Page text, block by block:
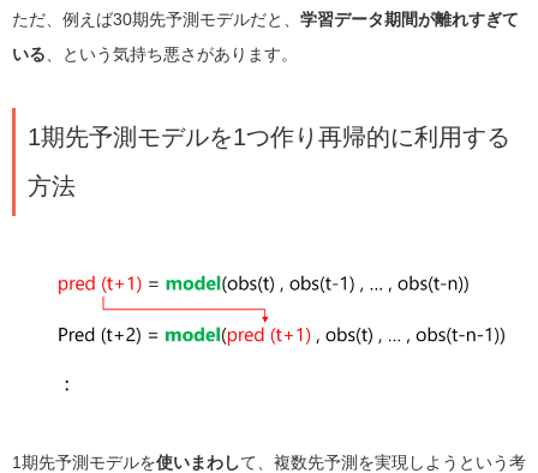
ただ、例えば30期先予測モデルだと、 学習データ期間が離れすぎて
いる 、という気持ち悪さがあります。
1期先予測モデルを1つ作り再帰的に利用する
方法
1期先予測モデルを使いまわして、複数先予測を実現しようという考